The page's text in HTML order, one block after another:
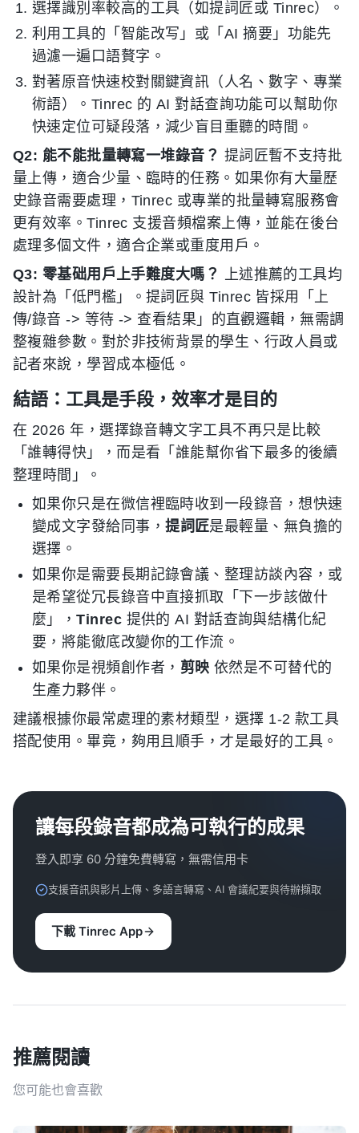
選擇識別率較高的工具（如提詞匠或 Tinrec）。
利用工具的「智能改写」或「AI 摘要」功能先
過濾一遍口語贅字。
對著原音快速校對關鍵資訊（人名、數字、專業
術語）。Tinrec 的 AI 對話查詢功能可以幫助你
快速定位可疑段落，減少盲目重聽的時間。
Q2: 能不能批量轉寫一堆錄音？ 提詞匠暫不支持批
量上傳，適合少量、臨時的任務。如果你有大量歷
史錄音需要處理，Tinrec 或專業的批量轉寫服務會
更有效率。Tinrec 支援音頻檔案上傳，並能在後台
處理多個文件，適合企業或重度用戶。
Q3: 零基础用戶上手難度大嗎？ 上述推薦的工具均
設計為「低門檻」。提詞匠與 Tinrec 皆採用「上
傳/錄音 -> 等待 -> 查看結果」的直觀邏輯，無需調
整複雜參數。對於非技術背景的學生、行政人員或
記者來說，學習成本極低。
結語：工具是手段，效率才是目的
在 2026 年，選擇錄音轉文字工具不再只是比較
「誰轉得快」，而是看「誰能幫你省下最多的後續
整理時間」。
如果你只是在微信裡臨時收到一段錄音，想快速
變成文字發給同事，提詞匠是最輕量、無負擔的
選擇。
如果你是需要長期記錄會議、整理訪談內容，或
是希望從冗長錄音中直接抓取「下一步該做什
麼」，Tinrec 提供的 AI 對話查詢與結構化紀
要，將能徹底改變你的工作流。
如果你是視頻創作者， 剪映 依然是不可替代的
生產力夥伴。
建議根據你最常處理的素材類型，選擇 1-2 款工具
搭配使用。畢竟，夠用且順手，才是最好的工具。
讓每段錄音都成為可執行的成果
登入即享 60 分鐘免費轉寫，無需信用卡
支援音訊與影片上傳、多語言轉寫、AI 會議紀要與待辦擷取
下載 Tinrec App
推薦閱讀
您可能也會喜歡